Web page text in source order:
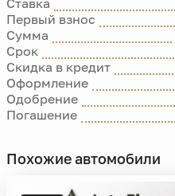
Ставка
Первый взнос
Сумма
Срок
Скидка в кредит
Оформление
Одобрение
Погашение
Похожие автомобили